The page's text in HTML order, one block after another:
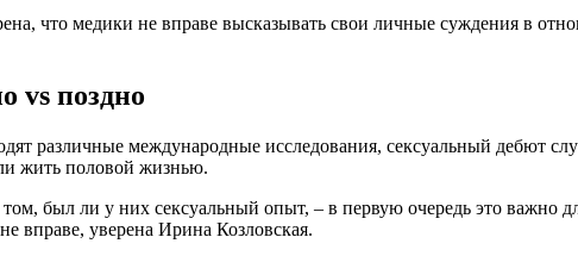
что медики не вправе высказывать свои личные суждения в
vs поздно
различные международные исследования, сексуальный дебют
жить половой жизнью.
был ли у них сексуальный опыт, – в первую очередь это важно
вправе, уверена Ирина Козловская.